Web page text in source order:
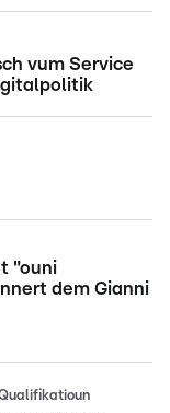
vum Service
"ouni
dem Gianni